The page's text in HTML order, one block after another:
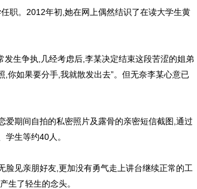
。2012年初,她在网上偶然结识了在读大学生黄
生争执,几经考虑后,李某决定结束这段苦涩的姐弟
你如果要分手,我就散发出去”。但无奈李某心意已
期间自拍的私密照片及露骨的亲密短信截图,通过
生等约40人。
见亲朋好友,更加没有勇气走上讲台继续正常的工
生了轻生的念头。